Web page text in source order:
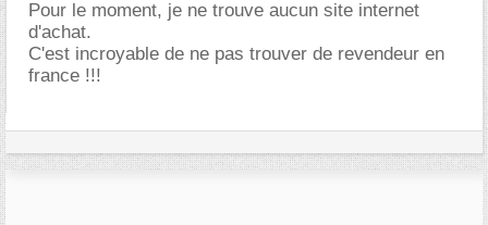
Pour le moment, je ne trouve aucun site internet
d'achat.
C'est incroyable de ne pas trouver de revendeur en
france !!!